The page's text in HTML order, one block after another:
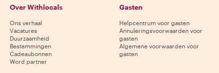
Over Withlocals
Ons verhaal
Vacatures
Duurzaamheid
Bestemmingen
Cadeaubonnen
Word partner
Gasten
Helpcentrum voor gasten
Annuleringsvoorwaarden voor
gasten
Algemene voorwaarden voor
gasten